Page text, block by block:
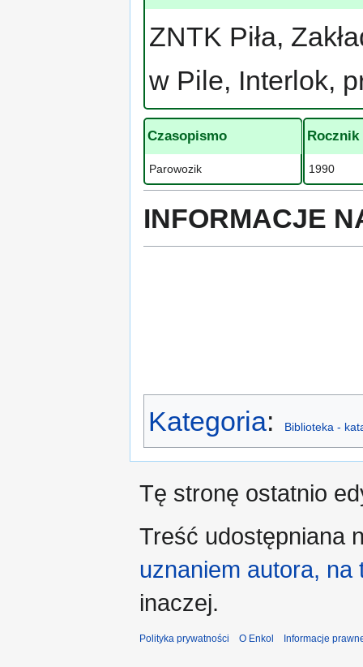
ZNTK Piła,
w Pile, Interlok,
Czasopismo
Parowozik
Rocznik
1990
INFORMACJE
Kategoria: Biblioteka -
Tę stronę ostatnio
Treść udostępniana
uznaniem autora,
inaczej.
Polityka prywatności O Enkol Informacje